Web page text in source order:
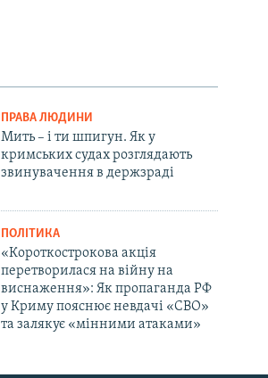
ПРАВА ЛЮДИНИ
Мить – і ти шпигун. Як у
кримських судах розглядають
звинувачення в держзраді
ПОЛІТИКА
«Короткострокова акція
перетворилася на війну на
виснаження»: Як пропаганда РФ
у Криму пояснює невдачі «СВО»
та залякує «мінними атаками»